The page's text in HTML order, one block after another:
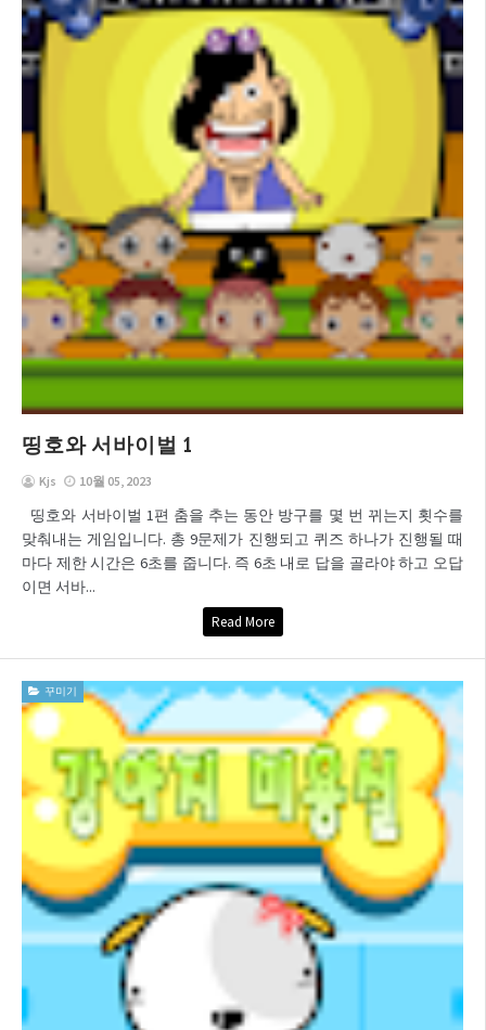
띵호와 서바이벌 1
Kjs 10월 05, 2023
띵호와 서바이벌 1편 춤을 추는 동안 방구를 몇 번 뀌는지 횟수를
맞춰내는 게임입니다. 총 9문제가 진행되고 퀴즈 하나가 진행될 때
마다 제한 시간은 6초를 줍니다. 즉 6초 내로 답을 골라야 하고 오답
이면 서바...
Read More
꾸미기